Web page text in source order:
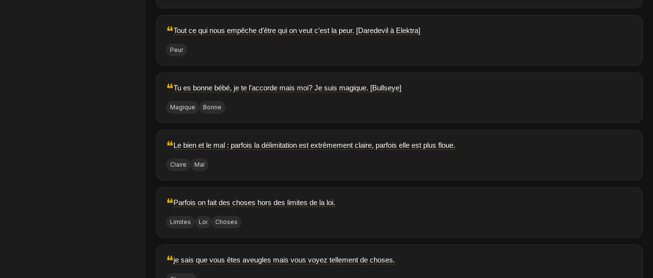
❝Tout ce qui nous empêche d’être qui on veut c’est la peur. [Daredevil à Elektra]
Peur
❝Tu es bonne bébé, je te l'accorde mais moi? Je suis magique. [Bullseye]
Magique Bonne
❝Le bien et le mal : parfois la délimitation est extrêmement claire, parfois elle est plus floue.
Claire Mal
❝Parfois on fait des choses hors des limites de la loi.
Limites Loi Choses
❝je sais que vous êtes aveugles mais vous voyez tellement de choses.